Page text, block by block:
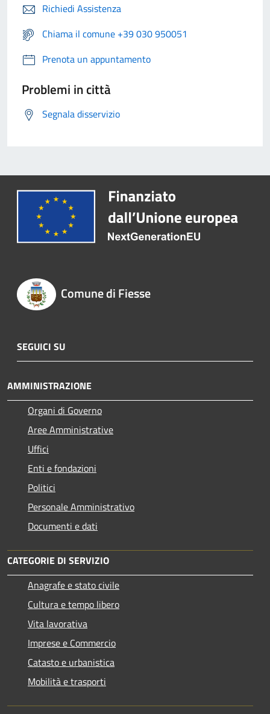
Richiedi Assistenza
Chiama il comune +39 030 950051
Prenota un appuntamento
Problemi in città
Segnala disservizio
Comune di Fiesse
SEGUICI SU
AMMINISTRAZIONE
Organi di Governo
Aree Amministrative
Uffici
Enti e fondazioni
Politici
Personale Amministrativo
Documenti e dati
CATEGORIE DI SERVIZIO
Anagrafe e stato civile
Cultura e tempo libero
Vita lavorativa
Imprese e Commercio
Catasto e urbanistica
Mobilità e trasporti